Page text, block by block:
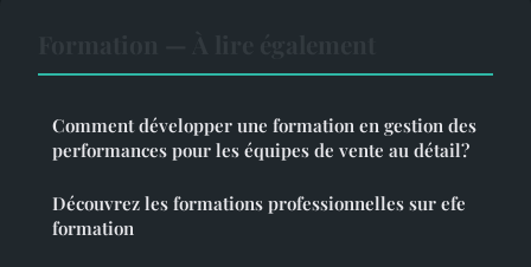
Comment développer une formation en gestion des
performances pour les équipes de vente au détail?
Découvrez les formations professionnelles sur efe
formation